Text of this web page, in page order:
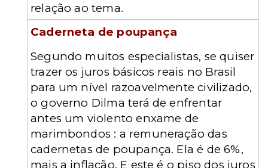
relação ao tema.
Caderneta de poupança
Segundo muitos especialistas, se quiser
trazer os juros básicos reais no Brasil
para um nível razoavelmente civilizado,
o governo Dilma terá de enfrentar
antes um violento enxame de
marimbondos : a remuneração das
cadernetas de poupança. Ela é de 6%,
mais a inflação. E este é o piso dos juros